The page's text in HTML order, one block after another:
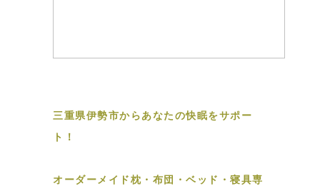
三重県伊勢市からあなたの快眠をサポー
ト！
オーダーメイド枕・布団・ベッド・寝具専